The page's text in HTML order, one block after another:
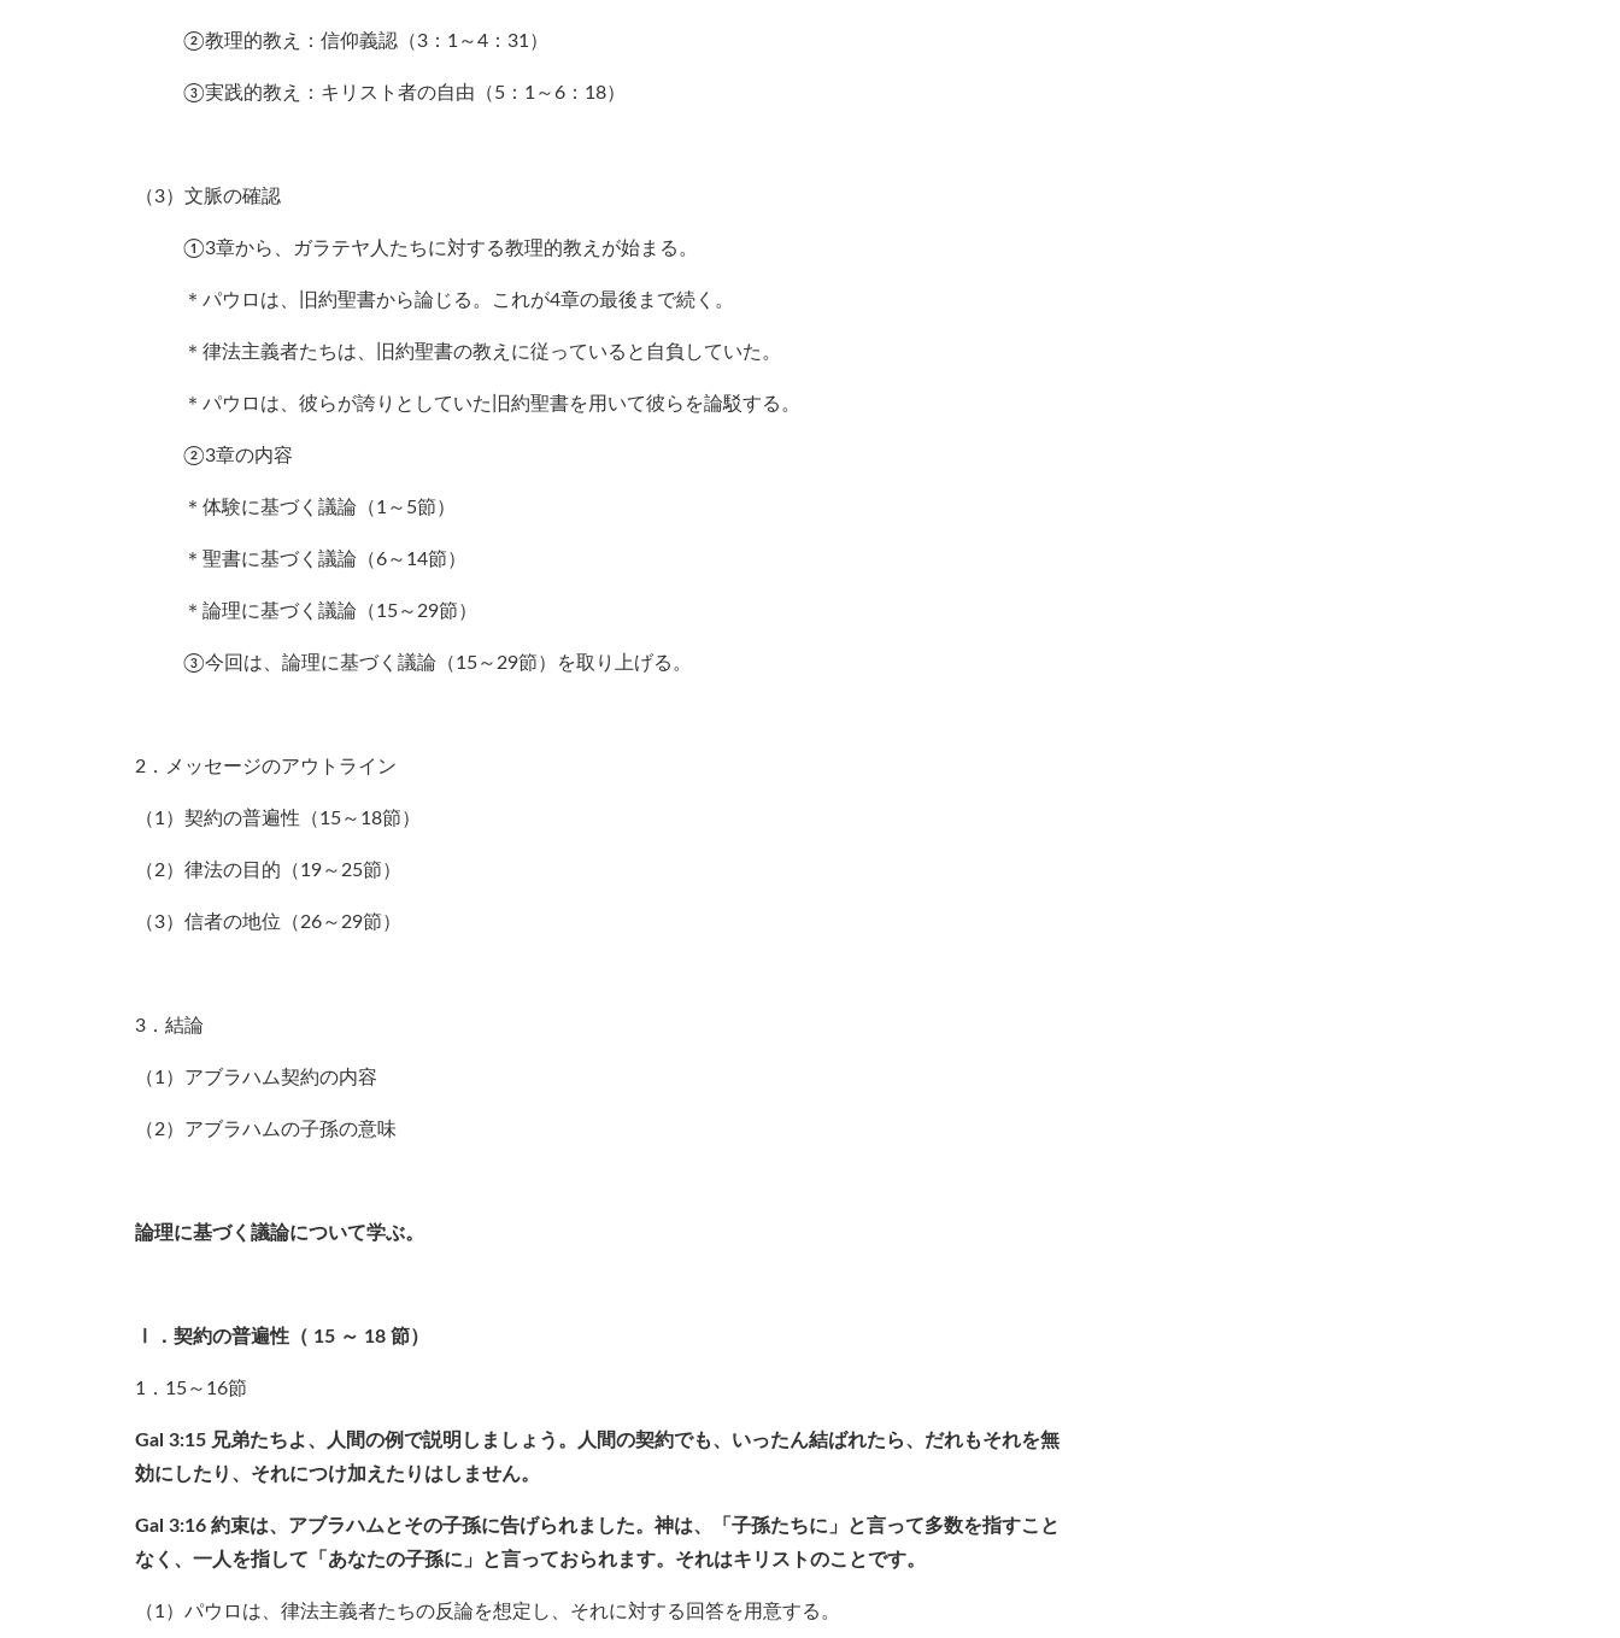
②教理的教え：信仰義認（3：1～4：31）
③実践的教え：キリスト者の自由（5：1～6：18）
（3）文脈の確認
①3章から、ガラテヤ人たちに対する教理的教えが始まる。
＊パウロは、旧約聖書から論じる。これが4章の最後まで続く。
＊律法主義者たちは、旧約聖書の教えに従っていると自負していた。
＊パウロは、彼らが誇りとしていた旧約聖書を用いて彼らを論駁する。
②3章の内容
＊体験に基づく議論（1～5節）
＊聖書に基づく議論（6～14節）
＊論理に基づく議論（15～29節）
③今回は、論理に基づく議論（15～29節）を取り上げる。
2．メッセージのアウトライン
（1）契約の普遍性（15～18節）
（2）律法の目的（19～25節）
（3）信者の地位（26～29節）
3．結論
（1）アブラハム契約の内容
（2）アブラハムの子孫の意味
論理に基づく議論について学ぶ。
Ⅰ．契約の普遍性（ 15 ～ 18 節）
1．15～16節
Gal 3:15 兄弟たちよ、人間の例で説明しましょう。人間の契約でも、いったん結ばれたら、だれもそれを無
効にしたり、それにつけ加えたりはしません。
Gal 3:16 約束は、アブラハムとその子孫に告げられました。神は、「子孫たちに」と言って多数を指すこと
なく、一人を指して「あなたの子孫に」と言っておられます。それはキリストのことです。
（1）パウロは、律法主義者たちの反論を想定し、それに対する回答を用意する。